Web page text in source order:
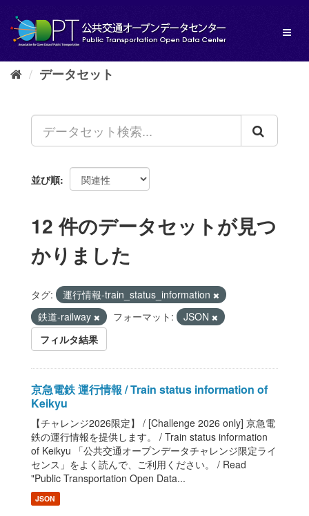
し
データセット
並び順
12 件のデータセットが見つ
かりました
タグ:
運行情報-train_status_information
鉄道-railway
フォーマット:
JSON
フィルタ結果
京急電鉄 運行情報 / Train status information of
Keikyu
【チャレンジ2026限定】 / [Challenge 2026 only] 京急電
鉄の運行情報を提供します。 / Train status information
of Keikyu 「公共交通オープンデータチャレンジ限定ライ
センス」をよく読んで、ご利用ください。 / Read
"Public Transportation Open Data...
JSON